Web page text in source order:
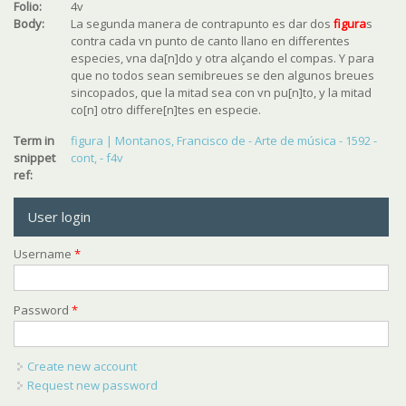
Folio:
4v
Body:
La segunda manera de contrapunto es dar dos figuras
contra cada vn punto de canto llano en differentes
especies, vna da[n]do y otra alçando el compas. Y para
que no todos sean semibreues se den algunos breues
sincopados, que la mitad sea con vn pu[n]to, y la mitad
co[n] otro differe[n]tes en especie.
Term in
snippet
ref:
figura | Montanos, Francisco de - Arte de música - 1592 -
cont, - f4v
User login
Username *
Password *
Create new account
Request new password